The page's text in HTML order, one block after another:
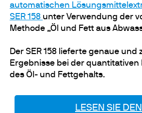
automatischen
SER 158 unter Verwendung der
Methode „Öl und Fett aus
Der SER 158 lieferte genaue und
Ergebnisse bei der quantitativen
des Öl- und Fettgehalts.
LESEN SIE DEN